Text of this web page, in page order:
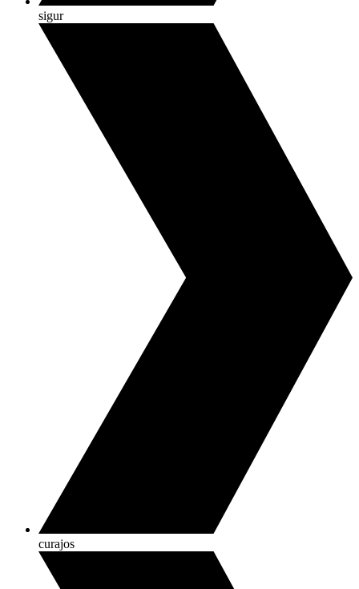
sigur
curajos